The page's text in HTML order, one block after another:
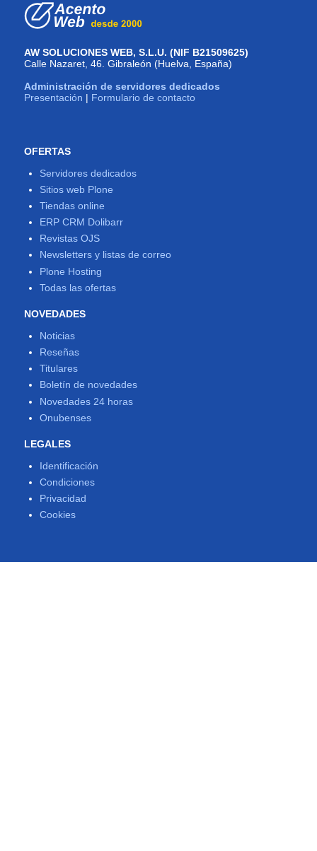
AW SOLUCIONES WEB, S.L.U. (NIF B21509625)
Calle Nazaret, 46. Gibraleón (Huelva, España)
Administración de servidores dedicados
Presentación | Formulario de contacto
OFERTAS
Servidores dedicados
Sitios web Plone
Tiendas online
ERP CRM Dolibarr
Revistas OJS
Newsletters y listas de correo
Plone Hosting
Todas las ofertas
NOVEDADES
Noticias
Reseñas
Titulares
Boletín de novedades
Novedades 24 horas
Onubenses
LEGALES
Identificación
Condiciones
Privacidad
Cookies